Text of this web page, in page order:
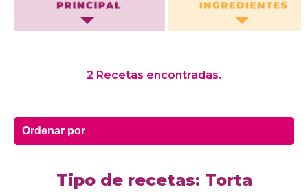
2 Recetas encontradas.
Tipo de recetas: Torta